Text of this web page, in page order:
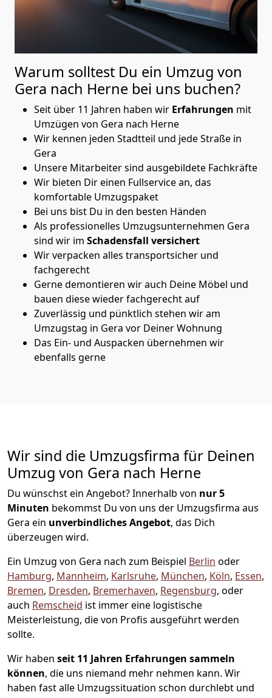
Warum solltest Du ein Umzug von
Gera nach Herne bei uns buchen?
Seit über 11 Jahren haben wir Erfahrungen mit
Umzügen von Gera nach Herne
Wir kennen jeden Stadtteil und jede Straße in
Gera
Unsere Mitarbeiter sind ausgebildete Fachkräfte
Wir bieten Dir einen Fullservice an, das
komfortable Umzugspaket
Bei uns bist Du in den besten Händen
Als professionelles Umzugsunternehmen Gera
sind wir im Schadensfall versichert
Wir verpacken alles transportsicher und
fachgerecht
Gerne demontieren wir auch Deine Möbel und
bauen diese wieder fachgerecht auf
Zuverlässig und pünktlich stehen wir am
Umzugstag in Gera vor Deiner Wohnung
Das Ein- und Auspacken übernehmen wir
ebenfalls gerne
Wir sind die Umzugsfirma für Deinen
Umzug von Gera nach Herne
Du wünschst ein Angebot? Innerhalb von nur 5
Minuten bekommst Du von uns der Umzugsfirma aus
Gera ein unverbindliches Angebot, das Dich
überzeugen wird.
Ein Umzug von Gera nach zum Beispiel Berlin oder
Hamburg, Mannheim, Karlsruhe, München, Köln, Essen,
Bremen, Dresden, Bremer­haven, Regensburg, oder
auch Remscheid ist immer eine logistische
Meisterleistung, die von Profis ausgeführt werden
sollte.
Wir haben seit 11 Jahren Erfahrungen sammeln
können, die uns niemand mehr nehmen kann. Wir
haben fast alle Umzugssituation schon durchlebt und